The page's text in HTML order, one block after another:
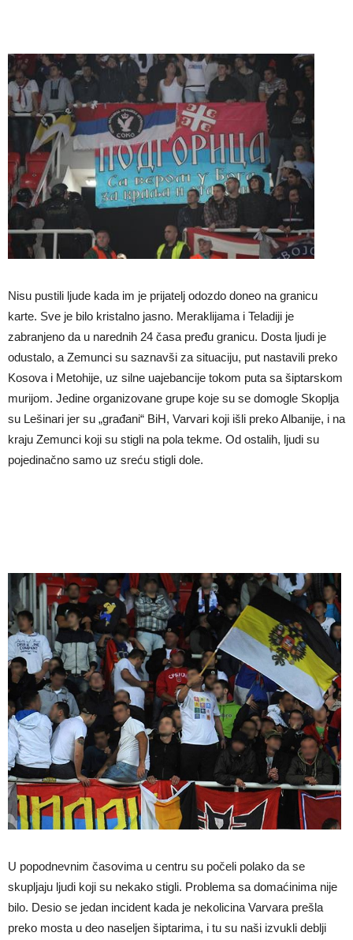
Nisu pustili ljude kada im je prijatelj odozdo doneo na granicu
karte. Sve je bilo kristalno jasno. Meraklijama i Teladiji je
zabranjeno da u narednih 24 časa pređu granicu. Dosta ljudi je
odustalo, a Zemunci su saznavši za situaciju, put nastavili preko
Kosova i Metohije, uz silne uajebancije tokom puta sa šiptarskom
murijom. Jedine organizovane grupe koje su se domogle Skoplja
su Lešinari jer su „građani“ BiH, Varvari koji išli preko Albanije, i na
kraju Zemunci koji su stigli na pola tekme. Od ostalih, ljudi su
pojedinačno samo uz sreću stigli dole.
U popodnevnim časovima u centru su počeli polako da se
skupljaju ljudi koji su nekako stigli. Problema sa domaćinima nije
bilo. Desio se jedan incident kada je nekolicina Varvara prešla
preko mosta u deo naseljen šiptarima, i tu su naši izvukli deblji